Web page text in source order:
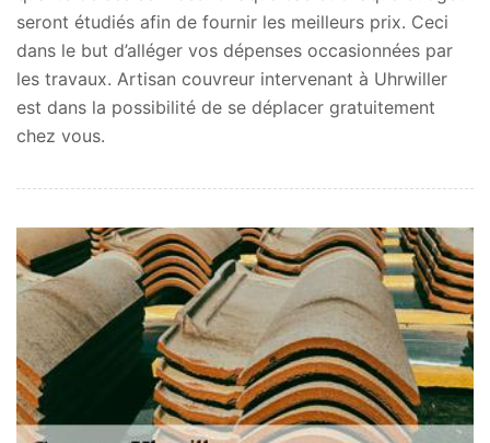
seront étudiés afin de fournir les meilleurs prix. Ceci
dans le but d’alléger vos dépenses occasionnées par
les travaux. Artisan couvreur intervenant à Uhrwiller
est dans la possibilité de se déplacer gratuitement
chez vous.